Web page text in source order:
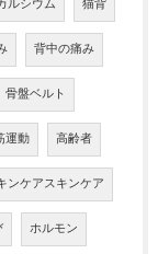
背中の痛み
骨盤ベルト
運動 高齢者
ンケアスキンケア
ホルモン